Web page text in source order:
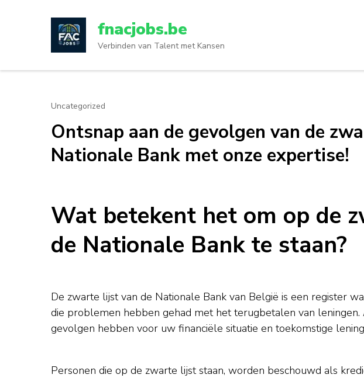
op
fnacjobs.be
Verbinden van Talent met Kansen
Uncategorized
Ontsnap aan de gevolgen van de
Nationale Bank met onze expertise!
Wat betekent het om op de
de Nationale Bank te staan?
De zwarte lijst van de Nationale Bank van België is een register
die problemen hebben gehad met het terugbetalen van leningen.
gevolgen hebben voor uw financiële situatie en toekomstige
Personen die op de zwarte lijst staan, worden beschouwd als